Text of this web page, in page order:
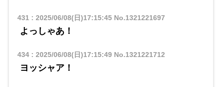
431: 2025/06/08(日)17:15:45No.1321221697
よっしゃあ！
434: 2025/06/08(日)17:15:49No.1321221712
ヨッシャア！